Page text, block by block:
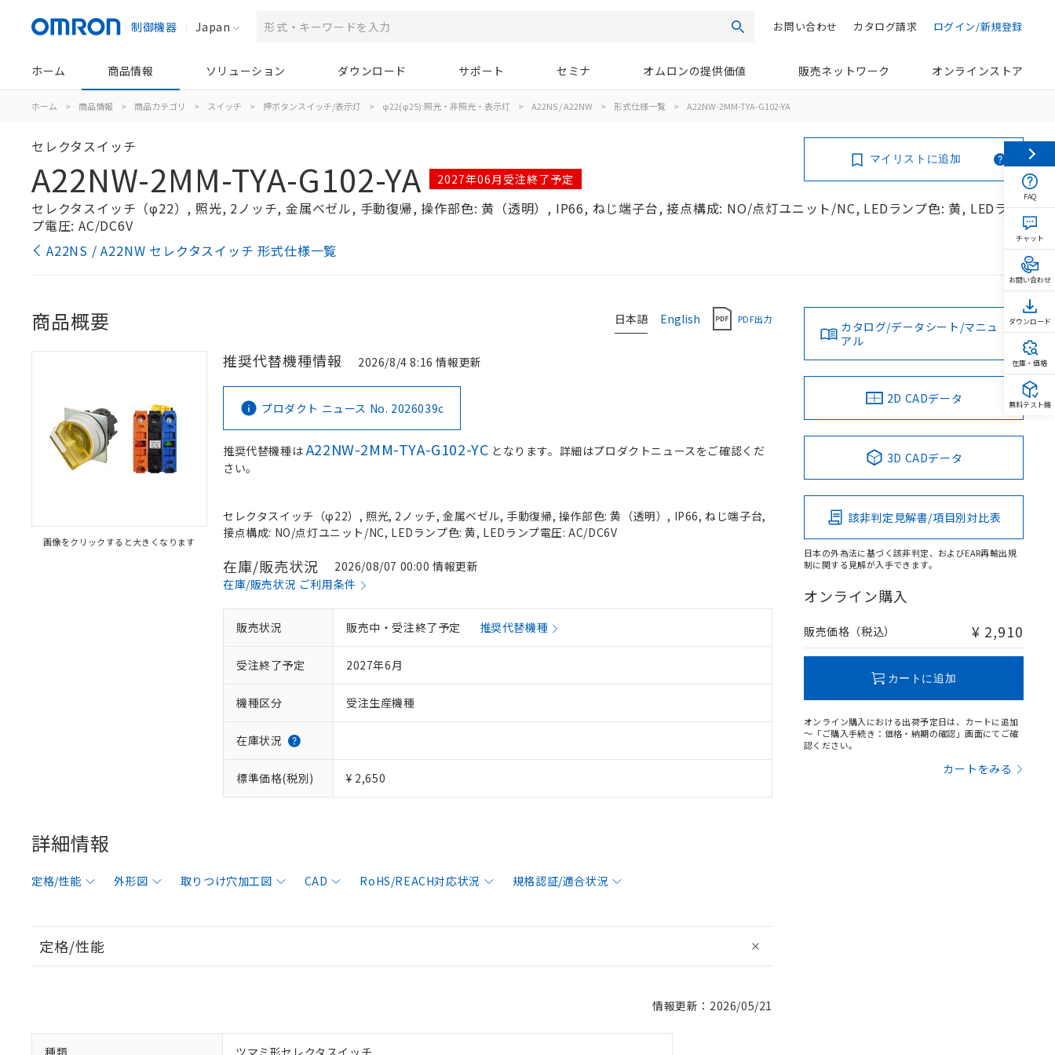
制御機器 Japan 検索 ログイン/新規登録
カタログ請求
お問い合わせ
ホーム 商品情報 ソリューション ダウンロード サポート セミナ オムロンの提供価値 販売ネットワーク オンラインストア
ホーム > 商品情報 > 商品カテゴリ > スイッチ > 押ボタンスイッチ/表示灯 > φ22(φ25):照光・非照光・表示灯 > A22NS / A22NW > 形式仕様一覧 > A22NW-2MM-TYA-G102-YA
セレクタスイッチ
A22NW-2MM-TYA-G102-YA 2027年06月受注終了予定
セレクタスイッチ（φ22）, 照光, 2ノッチ, 金属ベゼル, 手動復帰, 操作部色: 黄（透明）, IP66, ねじ端子台, 接点構成: NO/点灯ユニット/NC, LEDランプ色: 黄, LEDラン
プ電圧: AC/DC6V
A22NS / A22NW セレクタスイッチ 形式仕様一覧
マイリストに追加
日本語 English PDF出力
商品概要
画像をクリックすると大きくなります
推奨代替機種情報 2026/8/4 8:16 情報更新
プロダクト ニュース No. 2026039c
推奨代替機種はA22NW-2MM-TYA-G102-YC となります。詳細はプロダクトニュースをご確認くだ
さい。
セレクタスイッチ（φ22）, 照光, 2ノッチ, 金属ベゼル, 手動復帰, 操作部色: 黄（透明）, IP66, ねじ端子台,
接点構成: NO/点灯ユニット/NC, LEDランプ色: 黄, LEDランプ電圧: AC/DC6V
在庫/販売状況
2026/08/07 00:00 情報更新
在庫/販売状況 ご利用条件
販売状況 販売中・受注終了予定 推奨代替機種
受注終了予定 2027年6月
機種区分 受注生産機種
在庫状況
標準価格(税別) ¥ 2,650
詳細情報
定格/性能 外形図 取りつけ穴加工図 CAD RoHS/REACH対応状況 規格認証/適合状況
定格/性能
情報更新：2026/05/21
種類 ツマミ形セレクタスイッチ
カタログ/データシート/マニュ
アル
2D CADデータ
3D CADデータ
該非判定見解書/項目別対比表
日本の外為法に基づく該非判定、およびEAR再輸出規
制に関する見解が入手できます。
オンライン購入
販売価格（税込） ¥ 2,910
カートに追加
オンライン購入における出荷予定日は、カートに追加
～「ご購入手続き：価格・納期の確認」画面にてご確
認ください。
カートをみる
FAQ
チャット
お問い合わせ
ダウンロード
在庫・価格
無料テスト機